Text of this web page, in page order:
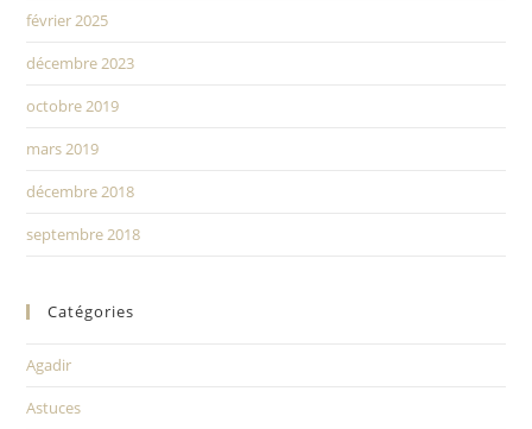
février 2025
décembre 2023
octobre 2019
mars 2019
décembre 2018
septembre 2018
Catégories
Agadir
Astuces